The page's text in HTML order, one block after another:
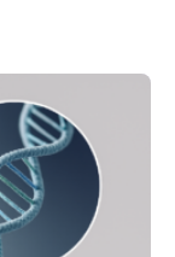
Studie eines
die heutige
im
Die